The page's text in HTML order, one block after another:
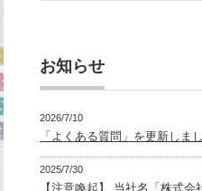
お知らせ
2026/7/10
「よくある質問」を更新しま
2025/7/30
【注意喚起】 当社名「株式